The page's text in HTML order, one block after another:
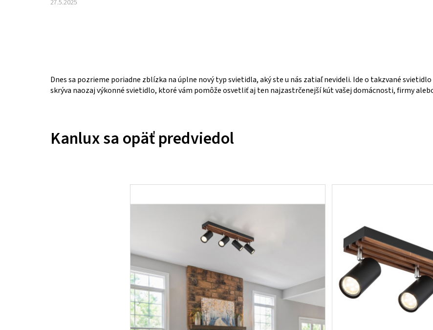
27.5.2025
Dnes sa pozrieme poriadne zblízka na úplne nový typ svietidla, aký ste u nás zatiaľ nevideli. Ide o takzvané
skrýva naozaj výkonné svietidlo, ktoré vám pomôže osvetliť aj ten najzastrčenejší kút vašej domácnosti, firmy
Kanlux sa opäť predviedol